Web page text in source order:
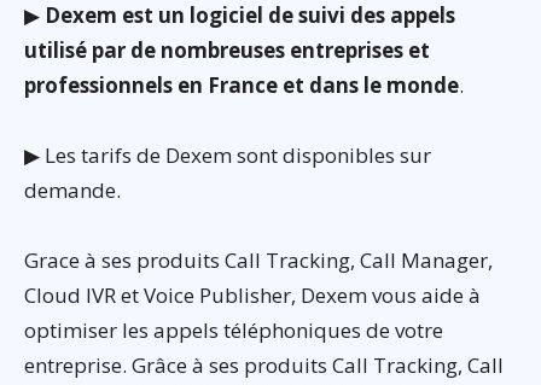
▶ Dexem est un logiciel de suivi des appels
utilisé par de nombreuses entreprises et
professionnels en France et dans le monde.
▶ Les tarifs de Dexem sont disponibles sur
demande.
Grace à ses produits Call Tracking, Call Manager,
Cloud IVR et Voice Publisher, Dexem vous aide à
optimiser les appels téléphoniques de votre
entreprise. Grâce à ses produits Call Tracking, Call